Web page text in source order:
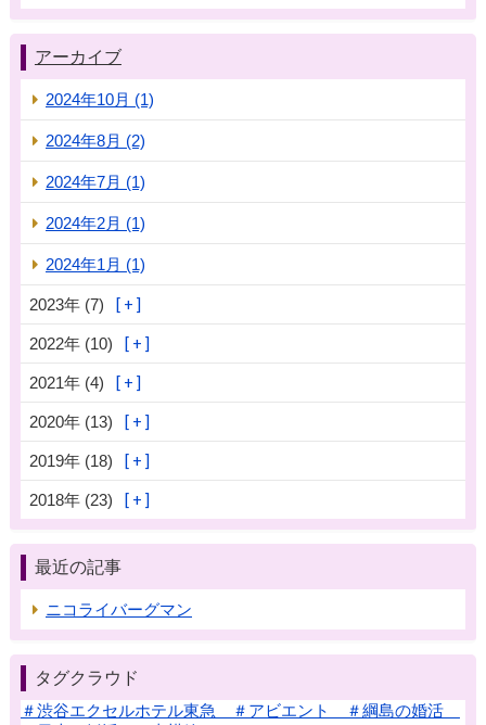
アーカイブ
2024年10月 (1)
2024年8月 (2)
2024年7月 (1)
2024年2月 (1)
2024年1月 (1)
2023年 (7)
2022年 (10)
2021年 (4)
2020年 (13)
2019年 (18)
2018年 (23)
最近の記事
ニコライバーグマン
タグクラウド
＃渋谷エクセルホテル東急 ＃アビエント ＃綱島の婚活